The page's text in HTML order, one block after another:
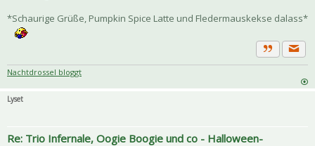
*Schaurige Grüße, Pumpkin Spice Latte und Fledermauskekse dalass*
Zitat
Nachtdrossel bloggt
Lyset
Re: Trio Infernale, Oogie Boogie und co - Halloween-